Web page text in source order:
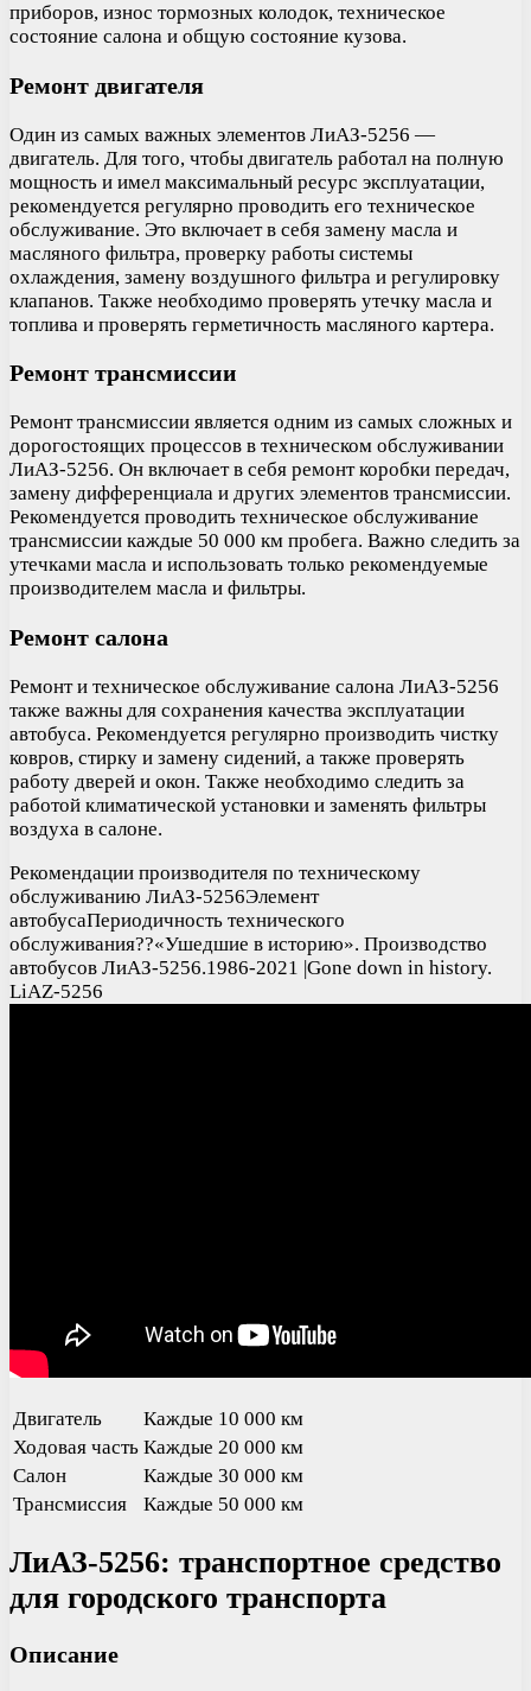
приборов, износ тормозных колодок, техническое
состояние салона и общую состояние кузова.
Ремонт двигателя
Один из самых важных элементов ЛиАЗ-5256 —
двигатель. Для того, чтобы двигатель работал на полную
мощность и имел максимальный ресурс эксплуатации,
рекомендуется регулярно проводить его техническое
обслуживание. Это включает в себя замену масла и
масляного фильтра, проверку работы системы
охлаждения, замену воздушного фильтра и регулировку
клапанов. Также необходимо проверять утечку масла и
топлива и проверять герметичность масляного картера.
Ремонт трансмиссии
Ремонт трансмиссии является одним из самых сложных и
дорогостоящих процессов в техническом обслуживании
ЛиАЗ-5256. Он включает в себя ремонт коробки передач,
замену дифференциала и других элементов трансмиссии.
Рекомендуется проводить техническое обслуживание
трансмиссии каждые 50 000 км пробега. Важно следить за
утечками масла и использовать только рекомендуемые
производителем масла и фильтры.
Ремонт салона
Ремонт и техническое обслуживание салона ЛиАЗ-5256
также важны для сохранения качества эксплуатации
автобуса. Рекомендуется регулярно производить чистку
ковров, стирку и замену сидений, а также проверять
работу дверей и окон. Также необходимо следить за
работой климатической установки и заменять фильтры
воздуха в салоне.
Рекомендации производителя по техническому
обслуживанию ЛиАЗ-5256Элемент
автобусаПериодичность технического
обслуживания??«Ушедшие в историю». Производство
автобусов ЛиАЗ-5256.1986-2021 |Gone down in history.
LiAZ-5256
Двигатель
Каждые 10 000 км
Ходовая часть Каждые 20 000 км
Салон
Каждые 30 000 км
Трансмиссия
Каждые 50 000 км
ЛиАЗ-5256: транспортное средство
для городского транспорта
Описание